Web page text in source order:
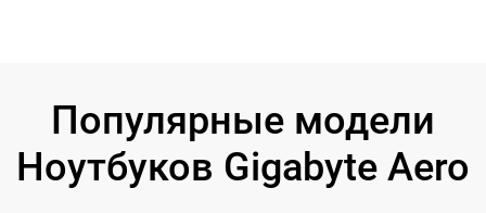
Популярные модели
Ноутбуков Gigabyte Aero